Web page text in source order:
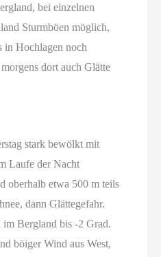
bei einzelnen
Sturmböen möglich,
in Hochlagen noch
dort auch Glätte
stark bewölkt mit
Laufe der Nacht
oberhalb etwa 500 m teils
dann Glättegefahr.
Bergland bis -2 Grad.
böiger Wind aus West,